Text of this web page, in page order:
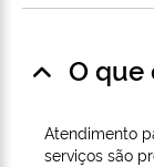
O que
Atendimento
serviços são